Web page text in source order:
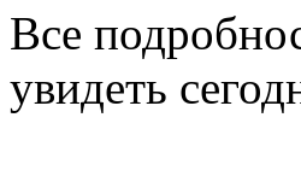
Все
увидеть